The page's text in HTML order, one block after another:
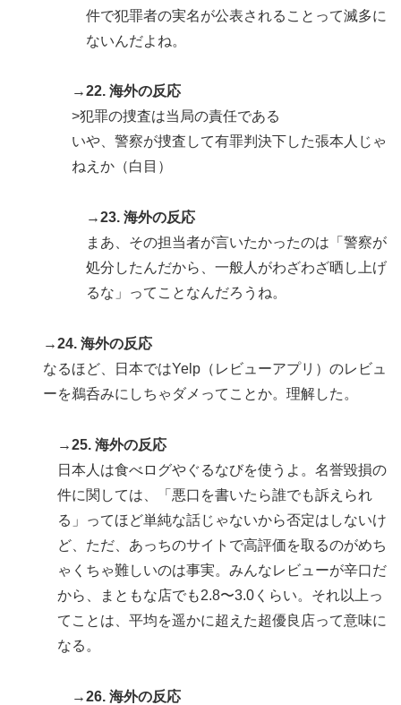
件で犯罪者の実名が公表されることって滅多に
ないんだよね。
→22. 海外の反応
>犯罪の捜査は当局の責任である
いや、警察が捜査して有罪判決下した張本人じゃ
ねえか（白目）
→23. 海外の反応
まあ、その担当者が言いたかったのは「警察が
処分したんだから、一般人がわざわざ晒し上げ
るな」ってことなんだろうね。
→24. 海外の反応
なるほど、日本ではYelp（レビューアプリ）のレビュ
ーを鵜呑みにしちゃダメってことか。理解した。
→25. 海外の反応
日本人は食べログやぐるなびを使うよ。名誉毀損の
件に関しては、「悪口を書いたら誰でも訴えられ
る」ってほど単純な話じゃないから否定はしないけ
ど、ただ、あっちのサイトで高評価を取るのがめち
ゃくちゃ難しいのは事実。みんなレビューが辛口だ
から、まともな店でも2.8〜3.0くらい。それ以上っ
てことは、平均を遥かに超えた超優良店って意味に
なる。
→26. 海外の反応